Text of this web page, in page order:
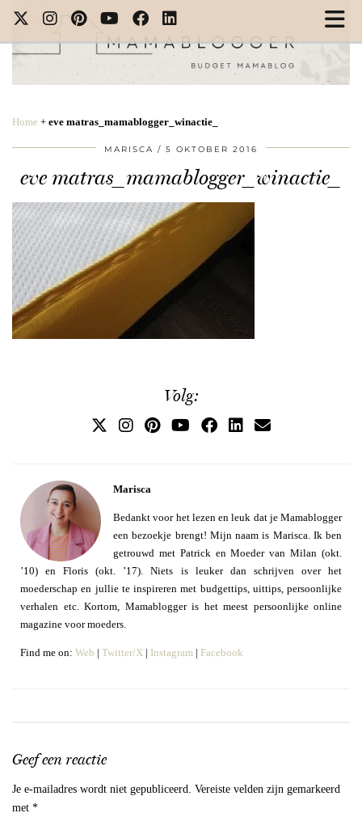
Home + eve matras_mamablogger_winactie_
MARISCA 5 OKTOBER 2016
eve matras_mamablogger_winactie_
Volg:
Marisca
Bedankt voor het lezen en leuk dat je Mamablogger
een bezoekje brengt! Mijn naam is Marisca. Ik ben
getrouwd met Patrick en Moeder van Milan (okt.
’10) en Floris (okt. ’17). Niets is leuker dan schrijven over het
moederschap en jullie te inspireren met budgettips, uittips, persoonlijke
verhalen etc. Kortom, Mamablogger is het meest persoonlijke online
magazine voor moeders.
Find me on: Web | Twitter/X | Instagram | Facebook
Geef een reactie
Je e-mailadres wordt niet gepubliceerd. Vereiste velden zijn gemarkeerd
met *